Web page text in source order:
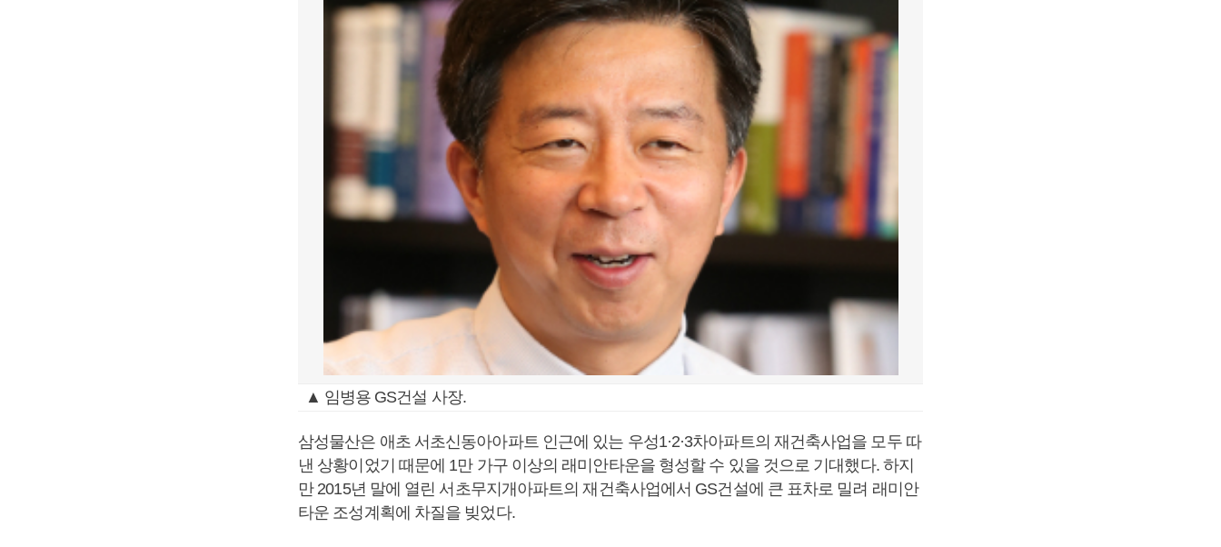
▲ 임병용 GS건설 사장.
삼성물산은 애초 서초신동아아파트 인근에 있는 우성1·2·3차아파트의 재건축사업을 모두 따
낸 상황이었기 때문에 1만 가구 이상의 래미안타운을 형성할 수 있을 것으로 기대했다. 하지
만 2015년 말에 열린 서초무지개아파트의 재건축사업에서 GS건설에 큰 표차로 밀려 래미안
타운 조성계획에 차질을 빚었다.